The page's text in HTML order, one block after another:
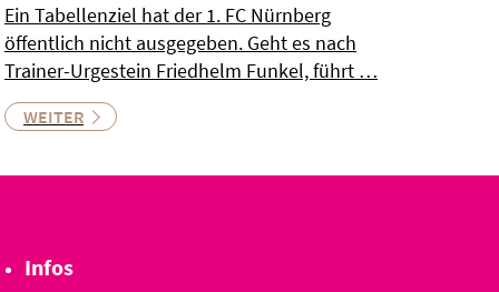
Ein Tabellenziel hat der 1. FC Nürnberg
öffentlich nicht ausgegeben. Geht es nach
Trainer-Urgestein Friedhelm Funkel, führt …
WEITER
Infos